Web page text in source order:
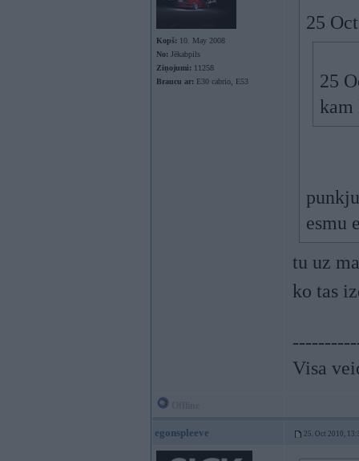
Kopš: 10. May 2008
No: Jēkabpils
Ziņojumi: 11258
Braucu ar: E30 cabrio, E53
25
25
esmu
tu uz
ko tas
Visa
egonspleeve 25. Oct 2010,